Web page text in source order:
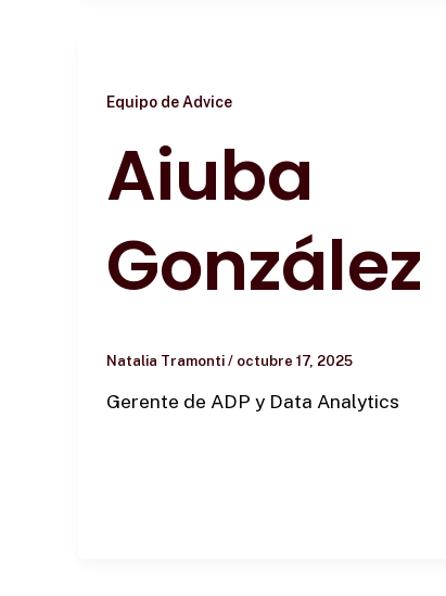
Equipo de Advice
Aiuba
González
Natalia Tramonti/ octubre 17, 2025
Gerente de ADP y Data Analytics